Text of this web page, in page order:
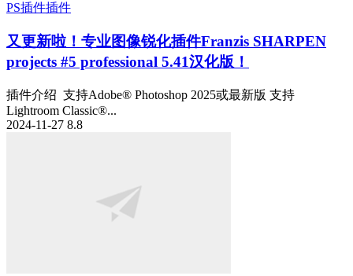
PS插件插件
又更新啦！专业图像锐化插件Franzis SHARPEN
projects #5 professional 5.41汉化版！
插件介绍 支持Adobe® Photoshop 2025或最新版 支持
Lightroom Classic®...
2024-11-27 8.8